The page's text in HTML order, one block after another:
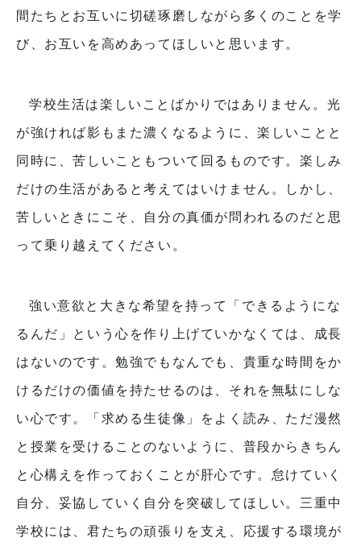
間たちとお互いに切磋琢磨しながら多くのことを学
び、お互いを高めあってほしいと思います。
学校生活は楽しいことばかりではありません。光
が強ければ影もまた濃くなるように、楽しいことと
同時に、苦しいこともついて回るものです。楽しみ
だけの生活があると考えてはいけません。しかし、
苦しいときにこそ、自分の真価が問われるのだと思
って乗り越えてください。
強い意欲と大きな希望を持って「できるようにな
るんだ」という心を作り上げていかなくては、成長
はないのです。勉強でもなんでも、貴重な時間をか
けるだけの価値を持たせるのは、それを無駄にしな
い心です。「求める生徒像」をよく読み、ただ漫然
と授業を受けることのないように、普段からきちん
と心構えを作っておくことが肝心です。怠けていく
自分、妥協していく自分を突破してほしい。三重中
学校には、君たちの頑張りを支え、応援する環境が